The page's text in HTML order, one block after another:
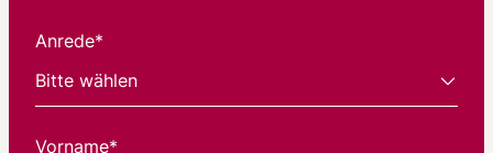
Anrede*
Vorname*